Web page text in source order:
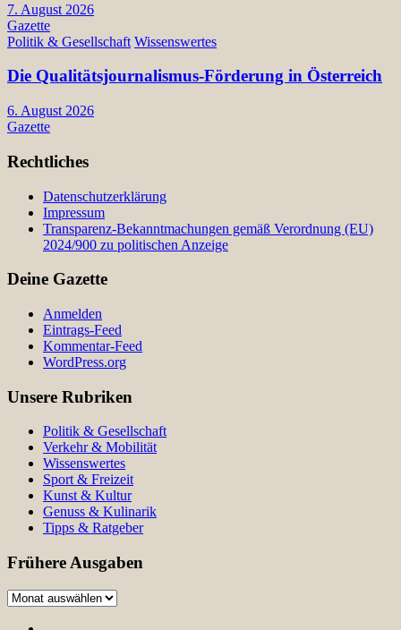
7. August 2026
Gazette
Politik & Gesellschaft Wissenswertes
Die Qualitätsjournalismus-Förderung in Österreich
6. August 2026
Gazette
Rechtliches
Datenschutzerklärung
Impressum
Transparenz-Bekanntmachungen gemäß Verordnung (EU)
2024/900 zu politischen Anzeige
Deine Gazette
Anmelden
Eintrags-Feed
Kommentar-Feed
WordPress.org
Unsere Rubriken
Politik & Gesellschaft
Verkehr & Mobilität
Wissenswertes
Sport & Freizeit
Kunst & Kultur
Genuss & Kulinarik
Tipps & Ratgeber
Frühere Ausgaben
Frühere